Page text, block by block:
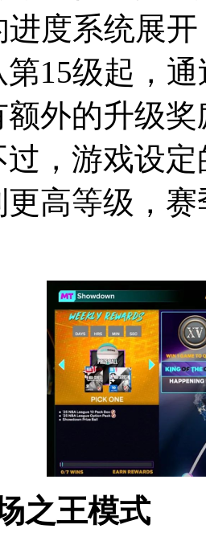
进度系统展
15级起，
额外的升级
，游戏设
高等级，
之王模式